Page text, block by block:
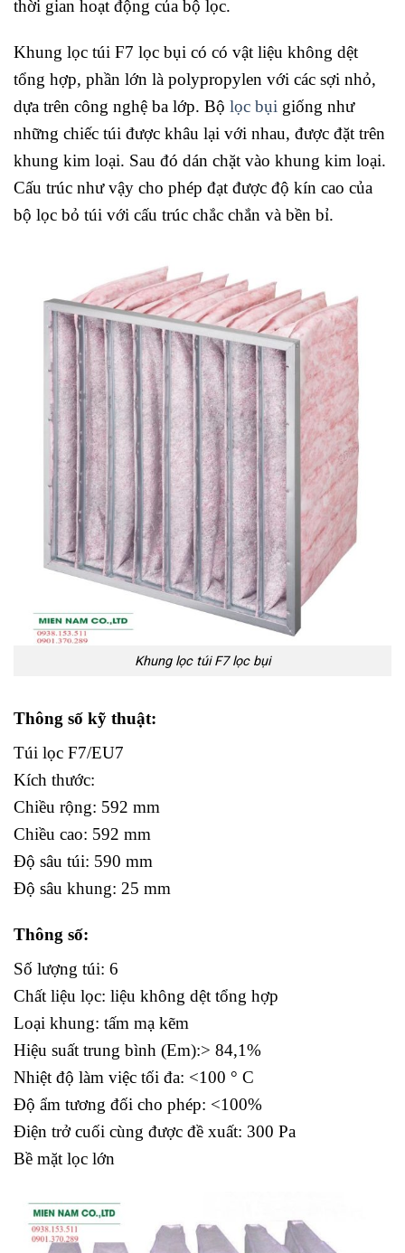
thời gian hoạt động của bộ lọc.
Khung lọc túi F7 lọc bụi có có vật liệu không dệt
tổng hợp, phần lớn là polypropylen với các sợi nhỏ,
dựa trên công nghệ ba lớp. Bộ lọc bụi giống như
những chiếc túi được khâu lại với nhau, được đặt trên
khung kim loại. Sau đó dán chặt vào khung kim loại.
Cấu trúc như vậy cho phép đạt được độ kín cao của
bộ lọc bỏ túi với cấu trúc chắc chắn và bền bỉ.
Khung lọc túi F7 lọc bụi
Thông số kỹ thuật:
Túi lọc F7/EU7
Kích thước:
Chiều rộng: 592 mm
Chiều cao: 592 mm
Độ sâu túi: 590 mm
Độ sâu khung: 25 mm
Thông số:
Số lượng túi: 6
Chất liệu lọc: liệu không dệt tổng hợp
Loại khung: tấm mạ kẽm
Hiệu suất trung bình (Em):> 84,1%
Nhiệt độ làm việc tối đa: <100 ° C
Độ ẩm tương đối cho phép: <100%
Điện trở cuối cùng được đề xuất: 300 Pa
Bề mặt lọc lớn